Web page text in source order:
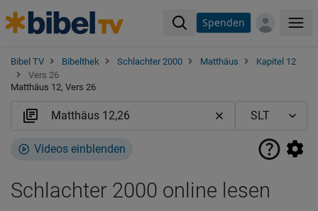
Spenden
Bibel TV Bibelthek Schlachter 2000 Matthäus
Kapitel 12
Vers 26
Matthäus 12, Vers 26
Videos einblenden
Schlachter 2000 online lesen